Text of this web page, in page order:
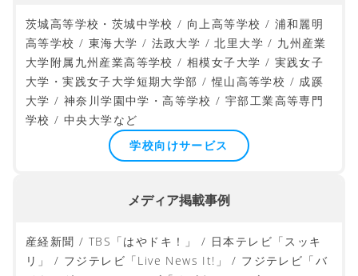
ご利用学校事例
茨城高等学校・茨城中学校 / 向上高等学校 / 浦和麗明
高等学校 / 東海大学 / 法政大学 / 北里大学 / 九州産業
大学附属九州産業高等学校 / 相模女子大学 / 実践女子
大学・実践女子大学短期大学部 / 惺山高等学校 / 成蹊
学校 / 中央大学など